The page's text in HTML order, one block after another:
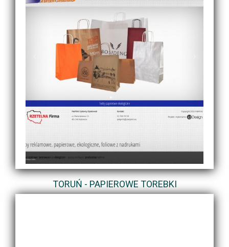
TORUŃ - PAPIEROWE TOREBKI